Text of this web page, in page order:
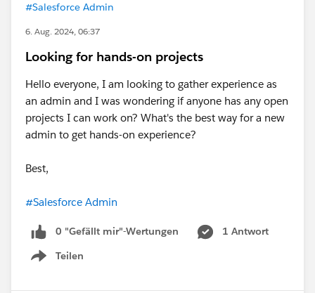
#Salesforce Admin
6. Aug. 2024, 06:37
Looking for hands-on projects
Hello everyone, I am looking to gather experience as
an admin and I was wondering if anyone has any open
projects I can work on? What's the best way for a new
admin to get hands-on experience?
Best,
#Salesforce Admin
0 "Gefällt mir"-Wertungen
1 Antwort
Teilen
Show menu